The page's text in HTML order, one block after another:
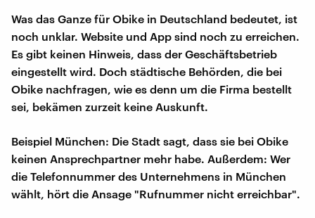
Was das Ganze für Obike in Deutschland bedeutet, ist
noch unklar. Website und App sind noch zu erreichen.
Es gibt keinen Hinweis, dass der Geschäftsbetrieb
eingestellt wird. Doch städtische Behörden, die bei
Obike nachfragen, wie es denn um die Firma bestellt
sei, bekämen zurzeit keine Auskunft.
Beispiel München: Die Stadt sagt, dass sie bei Obike
keinen Ansprechpartner mehr habe. Außerdem: Wer
die Telefonnummer des Unternehmens in München
wählt, hört die Ansage "Rufnummer nicht erreichbar".